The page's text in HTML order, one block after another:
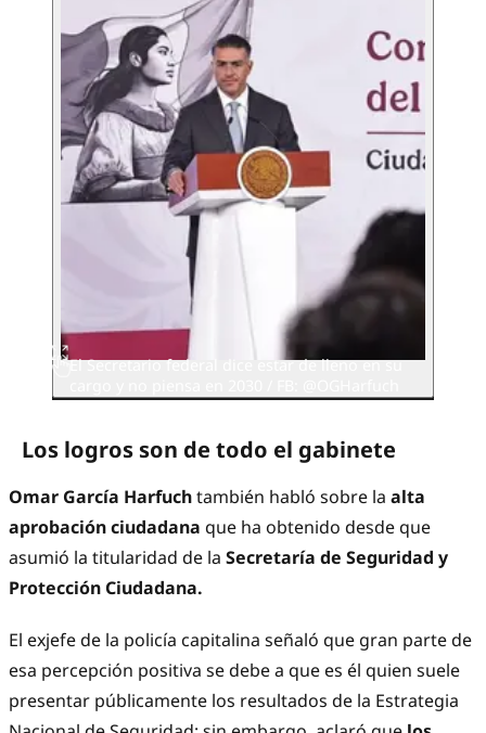
El Secretario federal dice estar de lleno en su
Los logros son de todo el gabinete
Omar García Harfuchtambién habló sobre la alta
aprobación ciudadana que ha obtenido desde que
asumió la titularidad de la Secretaría de Seguridad y
Protección Ciudadana.
El exjefe de la policía capitalina señaló que gran parte de
esa percepción positiva se debe a que es él quien suele
presentar públicamente los resultados de la Estrategia